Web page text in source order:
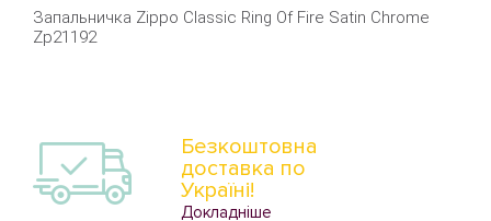
Запальничка Zippo Classic Ring Of Fire Satin Chrome
Zp21192
Безкоштовна
доставка по
Україні!
Докладніше